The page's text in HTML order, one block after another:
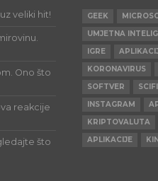
veliki hit!
Ono što
reakcije
što
GEEK
UMJETNA
IGRE
KORONAVIRUS
SOFTVER
SCIFI
INSTAGRAM
KRIPTOVALUTA
APLIKACIJE